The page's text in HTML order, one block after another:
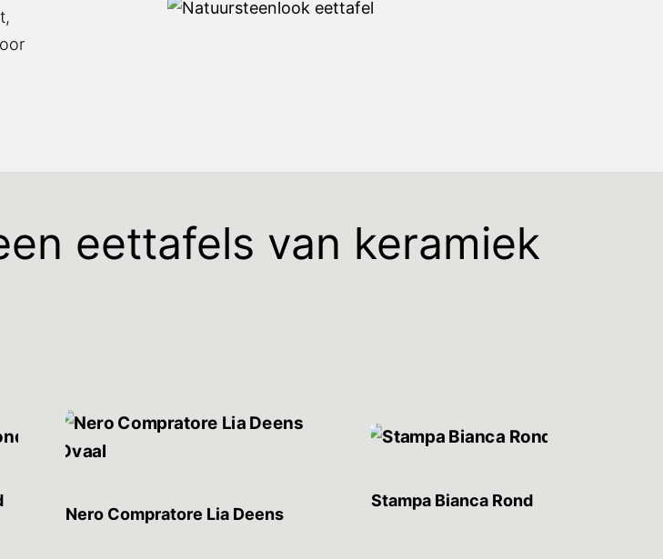
eettafels van keramiek
Nero Compratore Lia Deens
Stampa Bianca Rond